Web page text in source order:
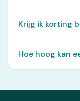
Krijg ik korting
Hoe hoog kan